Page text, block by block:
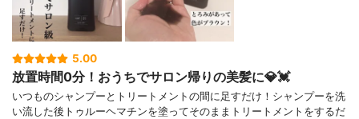
5.00
放置時間0分！おうちでサロン帰りの美髪に💎💓
いつものシャンプーとトリートメントの間に足すだけ！シャンプーを洗
い流した後トゥルーヘマチンを塗ってそのままトリートメントをするだ